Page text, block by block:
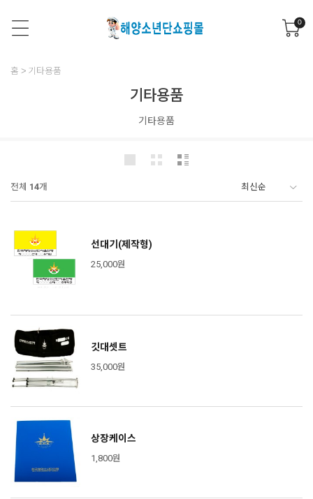
0
홈 기타용품
기타용품
기타용품
전체 14개
선대기(제작형)
25,000원
깃대셋트
35,000원
상장케이스
1,800원